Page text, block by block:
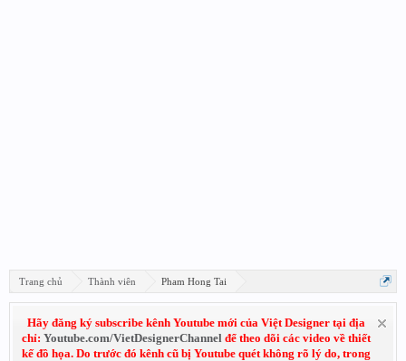
Trang chủ Thành viên Pham Hong Tai
Hãy đăng ký subscribe kênh Youtube mới của Việt Designer tại địa
chỉ: Youtube.com/VietDesignerChannel để theo dõi các video về thiết
kế đồ họa. Do trước đó kênh cũ bị Youtube quét không rõ lý do, trong